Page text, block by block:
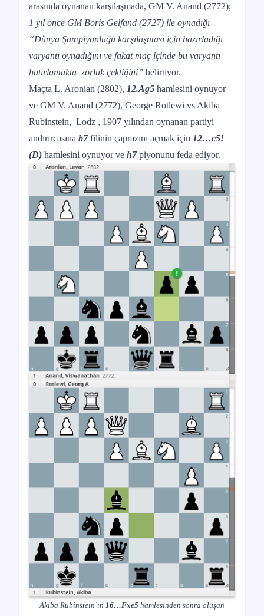
arasında oynanan karşılaşmada, GM V. Anand (2772);
1 yıl önce GM Boris Gelfand (2727) ile oynadığı
“Dünya Şampiyonluğu karşılaşması için hazırladığı
varyantı oynadığını ve fakat maç içinde bu varyantı
hatırlamakta zorluk çektiğini” belirtiyor.
Maçta L. Aronian (2802), 12.Ag5 hamlesini oynuyor
ve GM V. Anand (2772), George Rotlewi vs Akiba
Rubinstein, Lodz , 1907 yılından oynanan partiyi
andırırcasına b7filinin çaprazını açmak için 12…c5!
(D) hamlesini oynuyor ve h7piyonunu feda ediyor.
Akiba Rubinstein’ın 16…Fxe5 hamlesinden sonra oluşan